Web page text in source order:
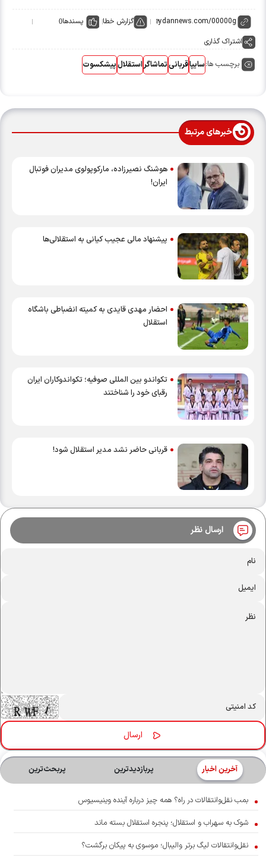
گزارش خطا پسندها0
اشتراک گذاری
برچسب ها:سایپاقربانیتماشاگراستقلالپیشکسوت
خبرهای مرتبط
هوشنگ نصیرزاده، مارکوپولوی مدیران فوتبال
ایران!
پیشنهاد مالی عجیب کیانی به استقلالی‌ها
احضار مهدی قایدی به کمیته انضباطی باشگاه
استقلال
تکواندو بین المللی صوفیه؛ تکواندوکاران ایران
رقبای خود را شناختند
قربانی حاضر نشد مدیر استقلال شود!
ارسال نظر
آخرین اخبار پربازدیدترین پربحث‌ترین‌
بمب نقل‌وانتقالات در راه؟ همه چیز درباره آینده وینیسیوس
شوک به سهراب و استقلال؛ پنجره استقلال بسته ماند
نقل‌وانتقالات لیگ برتر والیبال؛ موسوی به پیکان برگشت؟